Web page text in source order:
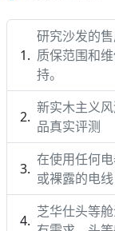
研究沙发的
质保范围和
持。
新实木主义
品真实评测
在使用任何
或裸露的电线
芝华仕头等